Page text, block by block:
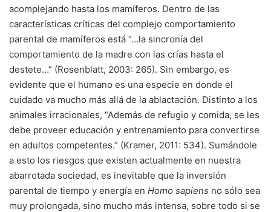
acomplejando hasta los mamíferos. Dentro de las
características críticas del complejo comportamiento
parental de mamíferos está “…la sincronía del
comportamiento de la madre con las crías hasta el
destete…” (Rosenblatt, 2003: 265). Sin embargo, es
evidente que el humano es una especie en donde el
cuidado va mucho más allá de la ablactación. Distinto a los
animales irracionales, “Además de refugio y comida, se les
debe proveer educación y entrenamiento para convertirse
en adultos competentes.” (Kramer, 2011: 534). Sumándole
a esto los riesgos que existen actualmente en nuestra
abarrotada sociedad, es inevitable que la inversión
parental de tiempo y energía en Homo sapiens no sólo sea
muy prolongada, sino mucho más intensa, sobre todo si se